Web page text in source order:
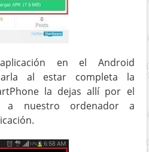
en el Android
al estar completa la
la dejas allí por el
a nuestro ordenador a